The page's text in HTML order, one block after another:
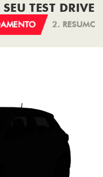
TEST DRIVE
2. RESUMO